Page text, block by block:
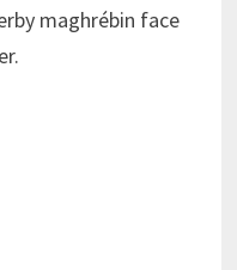
maghrébin face